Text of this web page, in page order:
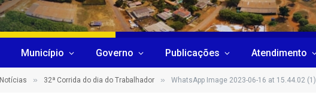
Município Governo Publicações Atendimento
Notícias » 32ª Corrida do dia do Trabalhador » WhatsApp Image 2023-06-16 at 15.44.02 (1)